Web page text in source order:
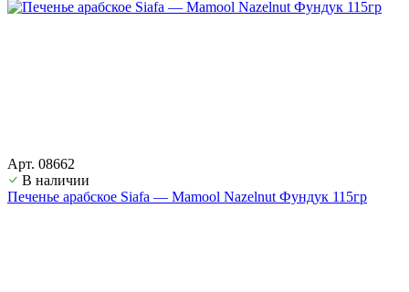
Арт. 08662
В наличии
Печенье арабское Siafa — Mamool Nazelnut Фундук 115гр